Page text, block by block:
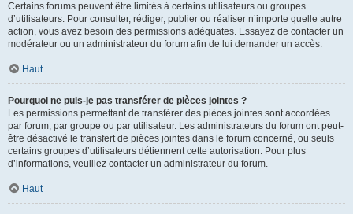
Certains forums peuvent être limités à certains utilisateurs ou groupes
d’utilisateurs. Pour consulter, rédiger, publier ou réaliser n’importe quelle autre
action, vous avez besoin des permissions adéquates. Essayez de contacter un
modérateur ou un administrateur du forum afin de lui demander un accès.
Haut
Pourquoi ne puis-je pas transférer de pièces jointes ?
Les permissions permettant de transférer des pièces jointes sont accordées
par forum, par groupe ou par utilisateur. Les administrateurs du forum ont peut-
être désactivé le transfert de pièces jointes dans le forum concerné, ou seuls
certains groupes d’utilisateurs détiennent cette autorisation. Pour plus
d’informations, veuillez contacter un administrateur du forum.
Haut